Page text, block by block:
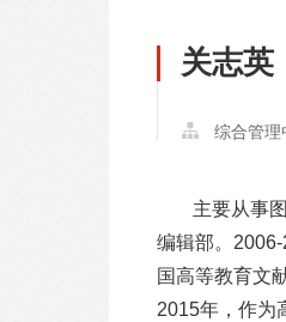
关志英
综合管理
主要从事
编辑部。
国高等教育文
2015年，作为